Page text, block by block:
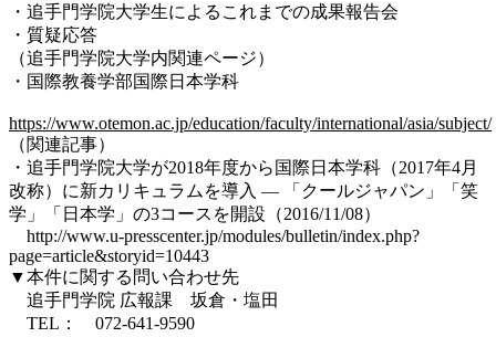
・追手門学院大学生によるこれまでの成果報告会
・質疑応答
（追手門学院大学内関連ページ）
・国際教養学部国際日本学科
https://www.otemon.ac.jp/education/faculty/international/asia/subject/
（関連記事）
・追手門学院大学が2018年度から国際日本学科（2017年4月
改称）に新カリキュラムを導入 — 「クールジャパン」「笑
学」「日本学」の3コースを開設（2016/11/08）
http://www.u-presscenter.jp/modules/bulletin/index.php?
page=article&storyid=10443
▼本件に関する問い合わせ先
追手門学院 広報課 坂倉・塩田
TEL： 072-641-9590